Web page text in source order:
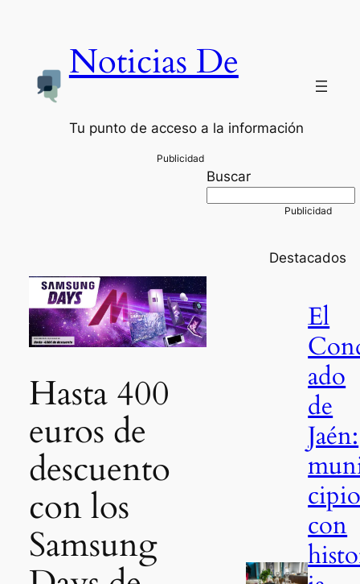
Noticias De
Tu punto de acceso a la información
Hasta 400
euros de
descuento
con los
Samsung
Buscar
Destacados
El
ado
de
Jaén:
con